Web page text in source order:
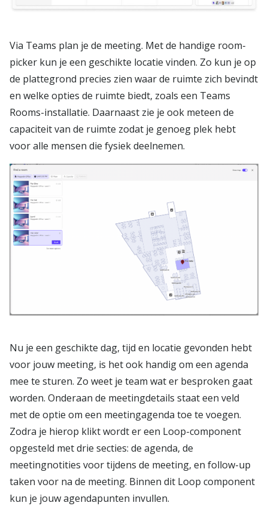
Via Teams plan je de meeting. Met de handige room-
picker kun je een geschikte locatie vinden. Zo kun je op
de plattegrond precies zien waar de ruimte zich bevindt
en welke opties de ruimte biedt, zoals een Teams
Rooms-installatie. Daarnaast zie je ook meteen de
capaciteit van de ruimte zodat je genoeg plek hebt
voor alle mensen die fysiek deelnemen.
Nu je een geschikte dag, tijd en locatie gevonden hebt
voor jouw meeting, is het ook handig om een agenda
mee te sturen. Zo weet je team wat er besproken gaat
worden. Onderaan de meetingdetails staat een veld
met de optie om een meetingagenda toe te voegen.
Zodra je hierop klikt wordt er een Loop-component
opgesteld met drie secties: de agenda, de
meetingnotities voor tijdens de meeting, en follow-up
taken voor na de meeting. Binnen dit Loop component
kun je jouw agendapunten invullen.